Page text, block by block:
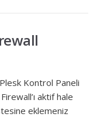
Kontrol Paneli
aktif hale
eklemeniz